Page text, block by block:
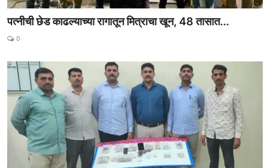
पत्नीची छेड काढल्याच्या रागातून मित्राचा खून, 48 तासात...
0